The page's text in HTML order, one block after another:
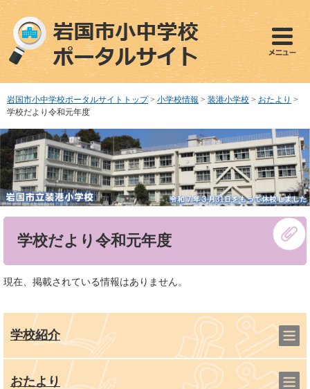
ペ
で
す
メ
ば
し
本
文
へ
岩国市小中学校ポータルサイトトップ > 小学校情報 > 装港小学校 > おたより >
学校だより令和元年度
学校だより令和元年度
現在、掲載されている情報はありません。
学校紹介
おたより